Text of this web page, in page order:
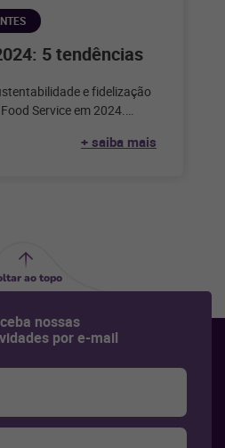
5 tendências
e fidelização
Service em 2024.
+ saiba mais
ao topo
nossas
por e-mail